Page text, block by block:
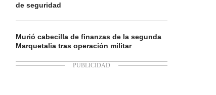
de seguridad
Murió cabecilla de finanzas de la segunda
Marquetalia tras operación militar